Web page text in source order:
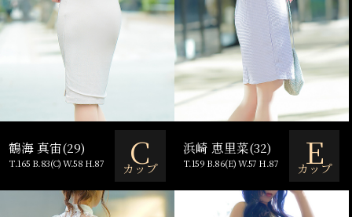
鶴海 真宙(29)
T.165 B.83(C) W.58 H.87 C
カップ
浜崎 恵里菜(32)
T.159 B.86(E) W.57 H.87 E
カップ